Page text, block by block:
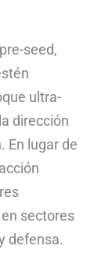
seed,
ultra-
dirección
En lugar de
sectores
defensa.